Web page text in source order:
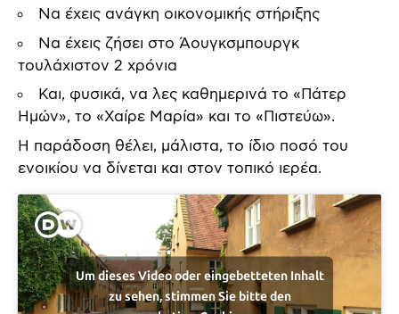
Να έχεις ανάγκη οικονομικής στήριξης
Να έχεις ζήσει στο Άουγκσμπουργκ
τουλάχιστον 2 χρόνια
Και, φυσικά, να λες καθημερινά το «Πάτερ
Ημών», το «Χαίρε Μαρία» και το «Πιστεύω».
Η παράδοση θέλει, μάλιστα, το ίδιο ποσό του
ενοικίου να δίνεται και στον τοπικό ιερέα.
Um dieses Video oder eingebetteten Inhalt
zu sehen, stimmen Sie bitte den